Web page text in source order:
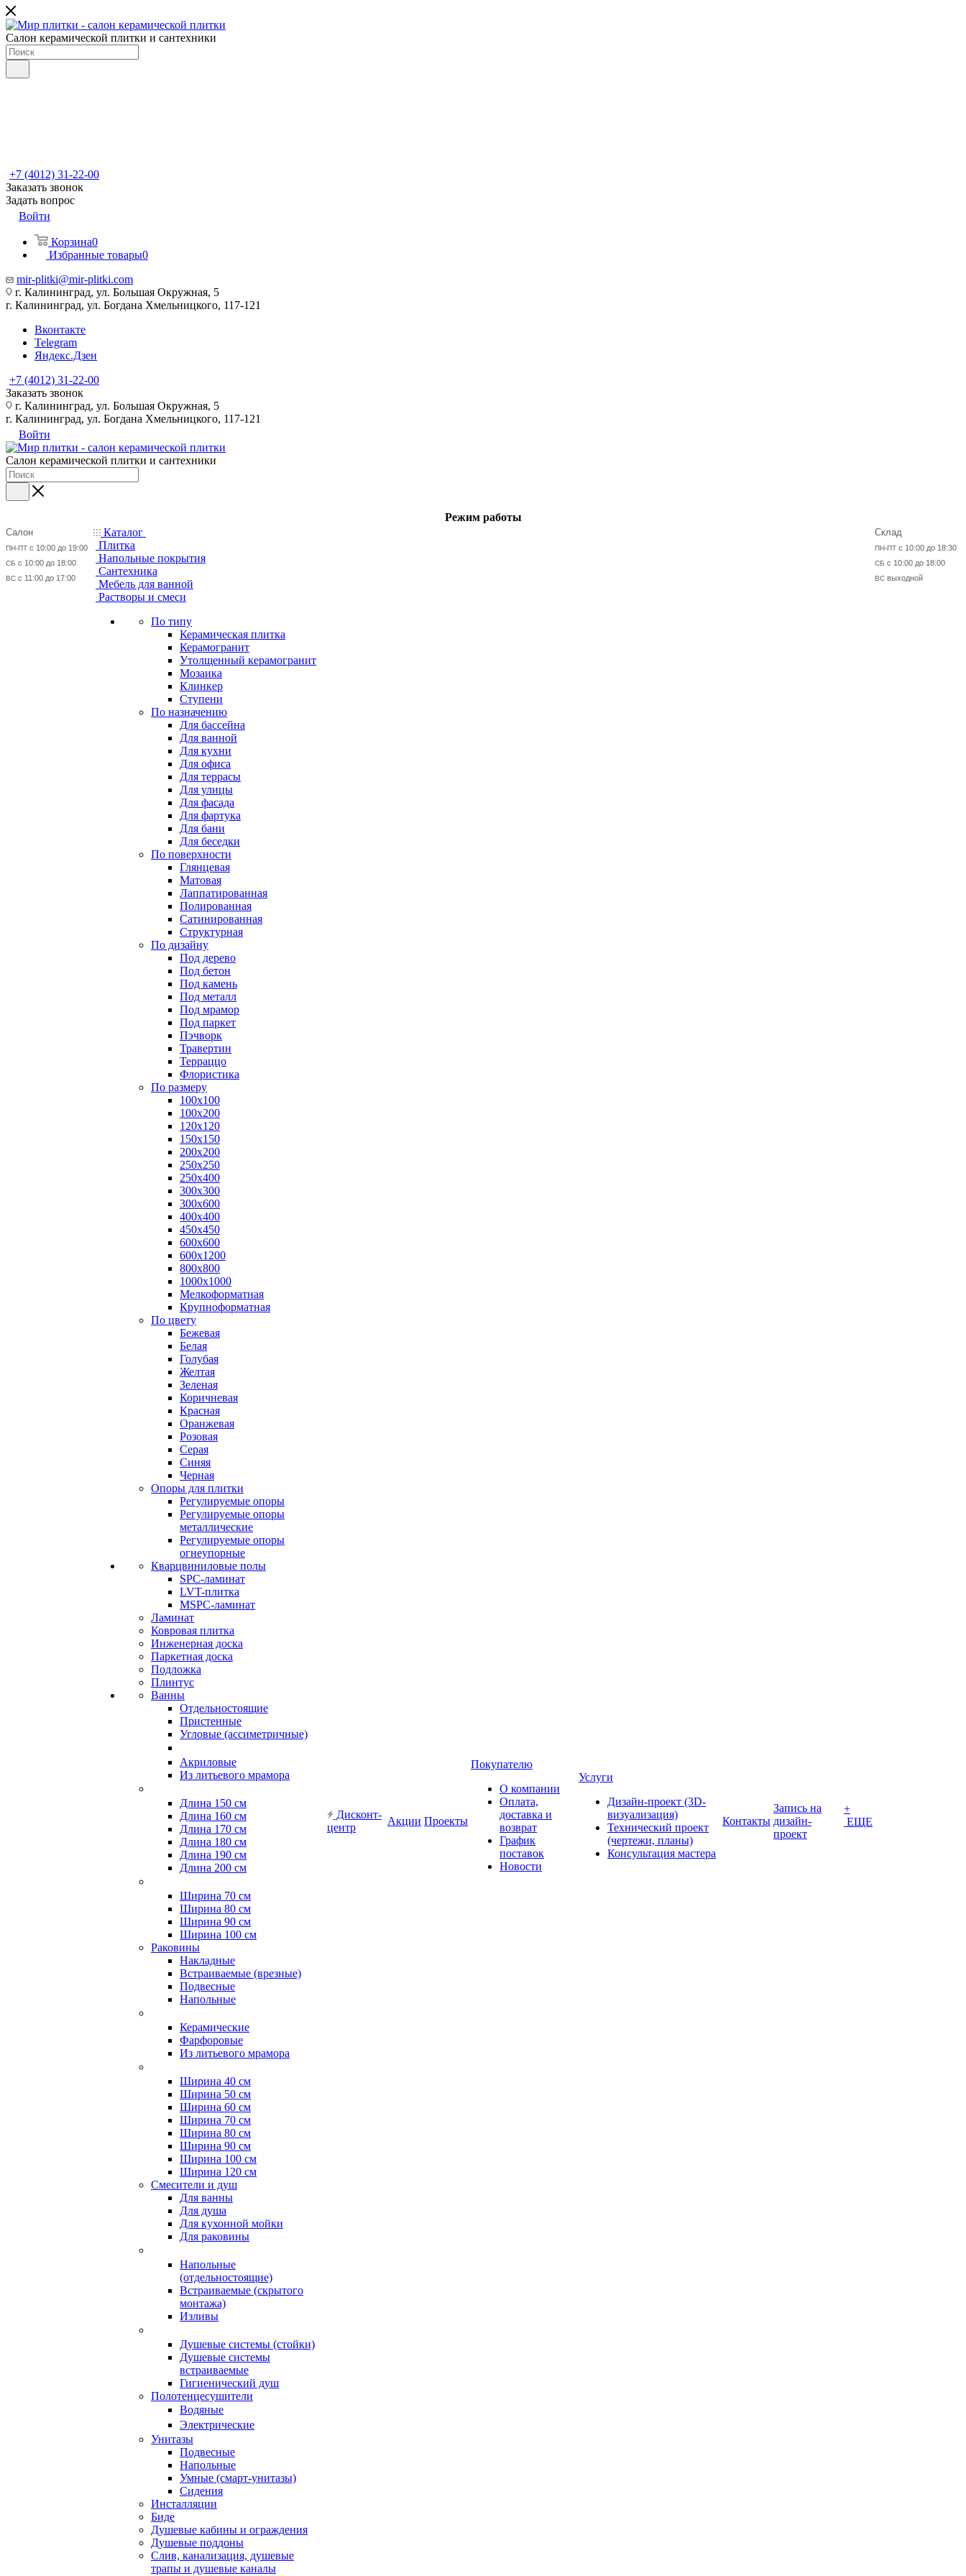
Салон керамической плитки и сантехники
+7 (4012) 31-22-00
Заказать звонок
Задать вопрос
Войти
Корзина0
Избранные товары0
mir-plitki@mir-plitki.com
г. Калининград, ул. Большая Окружная, 5
г. Калининград, ул. Богдана Хмельницкого, 117-121
Вконтакте
Telegram
Яндекс.Дзен
+7 (4012) 31-22-00
Заказать звонок
г. Калининград, ул. Большая Окружная, 5
г. Калининград, ул. Богдана Хмельницкого, 117-121
Войти
Салон керамической плитки и сантехники
Режим работы
Салон
ПН-ПТ с 10:00 до 19:00
СБ с 10:00 до 18:00
ВС с 11:00 до 17:00
Склад
ПН-ПТ с 10:00 до 18:30
СБ с 10:00 до 18:00
ВС выходной
Каталог
Плитка
Напольные покрытия
Сантехника
Мебель для ванной
Растворы и смеси
По типу
Керамическая плитка
Керамогранит
Утолщенный керамогранит
Мозаика
Клинкер
Ступени
По назначению
Для бассейна
Для ванной
Для кухни
Для офиса
Для террасы
Для улицы
Для фасада
Для фартука
Для бани
Для беседки
По поверхности
Глянцевая
Матовая
Лаппатированная
Полированная
Сатинированная
Структурная
По дизайну
Под дерево
Под бетон
Под камень
Под металл
Под мрамор
Под паркет
Пэчворк
Травертин
Терраццо
Флористика
По размеру
100х100
100х200
120х120
150х150
200х200
250х250
250х400
300х300
300х600
400х400
450х450
600х600
600х1200
800х800
1000х1000
Мелкоформатная
Крупноформатная
По цвету
Бежевая
Белая
Голубая
Желтая
Зеленая
Коричневая
Красная
Оранжевая
Розовая
Серая
Синяя
Черная
Опоры для плитки
Регулируемые опоры
Регулируемые опоры
металлические
Регулируемые опоры
огнеупорные
Кварцвиниловые полы
SPC-ламинат
LVT-плитка
MSPC-ламинат
Ламинат
Ковровая плитка
Инженерная доска
Паркетная доска
Подложка
Плинтус
Ванны
Отдельностоящие
Пристенные
Угловые (ассиметричные)
Акриловые
Из литьевого мрамора
Длина 150 см
Длина 160 см
Длина 170 см
Длина 180 см
Длина 190 см
Длина 200 см
Ширина 70 см
Ширина 80 см
Ширина 90 см
Ширина 100 см
Раковины
Накладные
Встраиваемые (врезные)
Подвесные
Напольные
Керамические
Фарфоровые
Из литьевого мрамора
Ширина 40 см
Ширина 50 см
Ширина 60 см
Ширина 70 см
Ширина 80 см
Ширина 90 см
Ширина 100 см
Ширина 120 см
Смесители и душ
Для ванны
Для душа
Для кухонной мойки
Для раковины
Напольные
(отдельностоящие)
Встраиваемые (скрытого
монтажа)
Изливы
Душевые системы (стойки)
Душевые системы
встраиваемые
Гигиенический душ
Полотенцесушители
ㅤВодяные
ㅤЭлектрические
Унитазы
Подвесные
Напольные
Умные (смарт-унитазы)
Сидения
Инсталляции
Биде
Душевые кабины и ограждения
Душевые поддоны
Слив, канализация, душевые
трапы и душевые каналы
Дисконт-
центр
Акции Проекты
Покупателю
О компании
Оплата,
доставка и
возврат
График
поставок
Новости
Услуги
Дизайн-проект (3D-
визуализация)
Технический проект
(чертежи, планы)
Консультация мастера
Контакты
Запись на
дизайн-
проект
+
ЕЩЕ